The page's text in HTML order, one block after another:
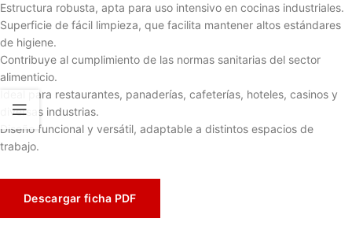
Estructura robusta, apta para uso intensivo en cocinas industriales.
Superficie de fácil limpieza, que facilita mantener altos estándares
de higiene.
Contribuye al cumplimiento de las normas sanitarias del sector
alimenticio.
Ideal para restaurantes, panaderías, cafeterías, hoteles, casinos y
diversas industrias.
Diseño funcional y versátil, adaptable a distintos espacios de
trabajo.
Descargar ficha PDF